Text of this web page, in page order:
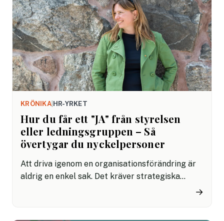
KRÖNIKA| HR-YRKET
Hur du får ett "JA" från styrelsen
eller ledningsgruppen – Så
övertygar du nyckelpersoner
Att driva igenom en organisationsförändring är
aldrig en enkel sak. Det kräver strategiska
beslut, mod och framför allt stöd från ledningen.
→